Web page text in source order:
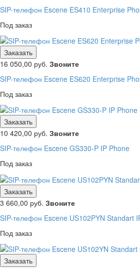
SIP-телефон Escene ES410 Enterprise
Под заказ
Заказать
16 050,00 руб. Звоните
SIP-телефон Escene ES620 Enterprise
Под заказ
Заказать
10 420,00 руб. Звоните
SIP-телефон Escene GS330-P IP Phone
Под заказ
Заказать
3 660,00 руб. Звоните
SIP-телефон Escene US102PYN Standart
Под заказ
Заказать